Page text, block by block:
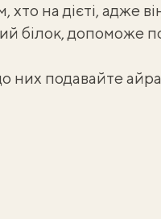
на дієті, адже
білок, допоможе
них подавайте